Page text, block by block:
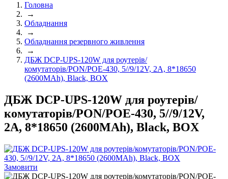
Головна
→
Обладнання
→
Обладнання резервного живлення
→
ДБЖ DCP-UPS-120W для роутерів/
комутаторів/PON/POE-430, 5//9/12V, 2A, 8*18650
(2600MAh), Black, BOX
ДБЖ DCP-UPS-120W для роутерів/
комутаторів/PON/POE-430, 5//9/12V,
2A, 8*18650 (2600MAh), Black, BOX
Замовити